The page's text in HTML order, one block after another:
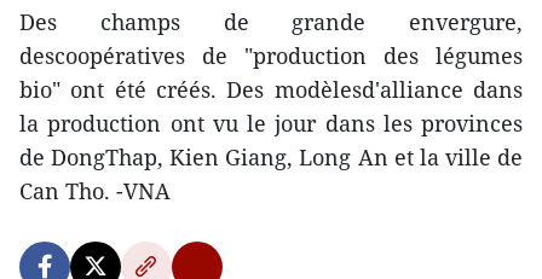
Des champs de grande envergure,
descoopératives de "production des légumes
bio" ont été créés. Des modèlesd'alliance dans
la production ont vu le jour dans les provinces
de DongThap, Kien Giang, Long An et la ville de
Can Tho. -VNA